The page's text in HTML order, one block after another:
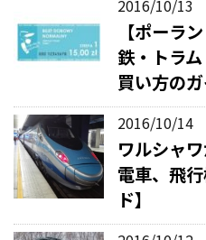
2016/10/13
【ポーラ
鉄・トラム
買い方の
2016/10/14
ワルシャ
電車、飛
ド】